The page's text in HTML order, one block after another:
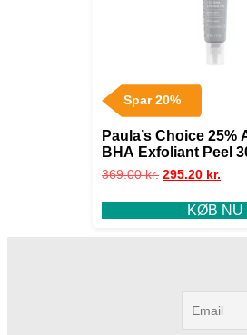
Spar 20%
Paula’s Choice 25%
BHA Exfoliant Peel
369.00kr. 295.20 kr.
KØB NU